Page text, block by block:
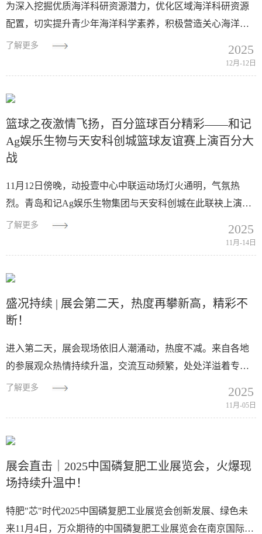
为深入挖掘优质海洋科研资源潜力，优化区域海洋科研资源
配置，切实提升青少年海洋科学素养，积极营造关心海洋、
认识海洋、经略海洋的社会氛围，12月10日下午，由城阳区
了解更多 2025
12月-12日
篮球之夜激情飞扬，百分篮球百分精彩——和记
Ag娱乐生物与天安科创城篮球友谊赛上演百分大
战
11月12日傍晚，动投壹中心中联运动场灯火通明，气氛热
烈。青岛和记Ag娱乐生物集团与天安科创城在此联袂上演了
一场别开生面的篮球百分大战。百分热血 即刻开战这是一场
了解更多 2025
11月-14日
盛况持续 | 展会第二天，热度再攀新高，精彩不
断！
进入第二天，展会现场依旧人潮涌动，热度不减。来自各地
的参展观众热情持续升温，交流互动频繁，处处洋溢着专业
与活力的气息。一起来看看现场的精彩瞬间吧～现场人气持
了解更多 2025
11月-05日
展会直击｜2025中国磷复肥工业展览会，火爆现
场持续升温中！
特肥"芯"时代2025中国磷复肥工业展览会创新发展、绿色未
来11月4日，万众期待的中国磷复肥工业展览会在南京国际博